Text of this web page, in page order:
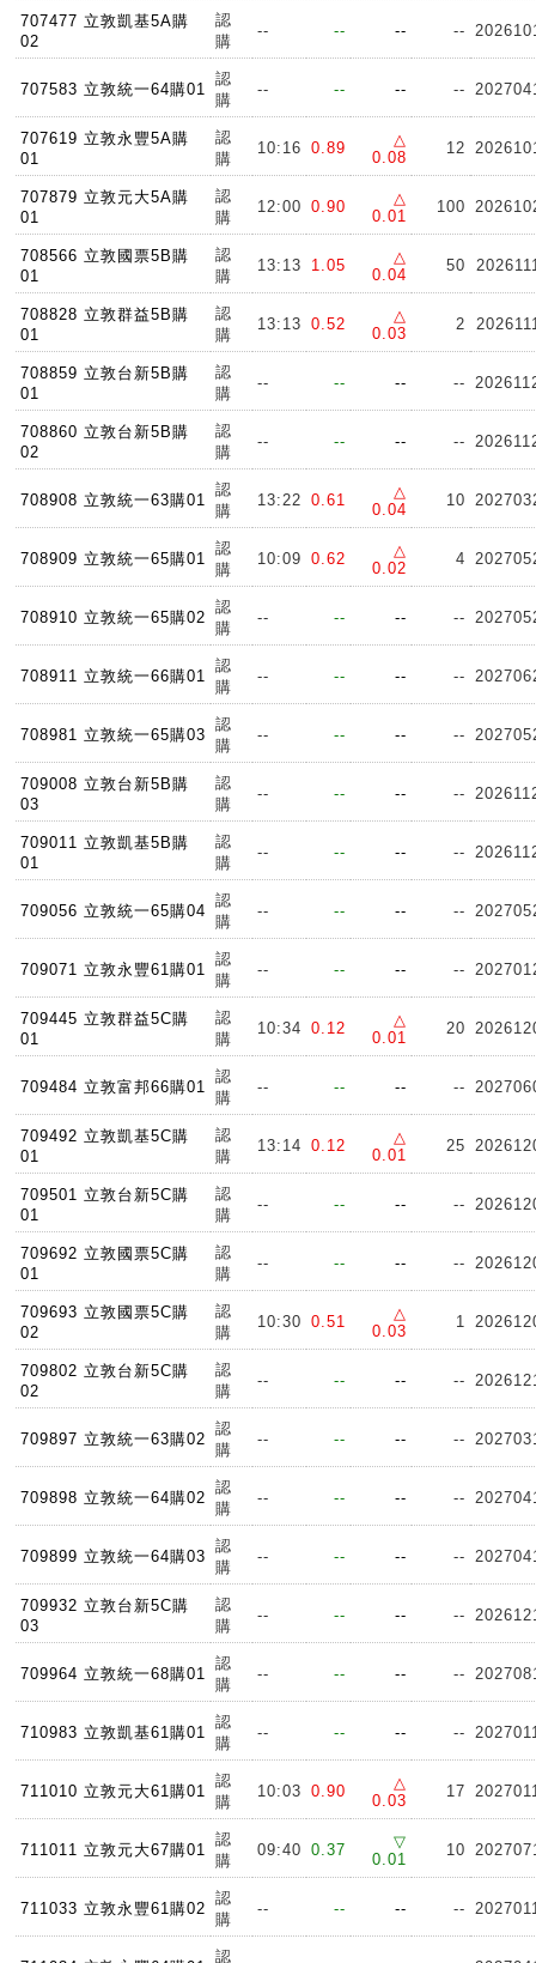
707477 立敦凱基5A購
02
認
購
-- -- -- --
707583 立敦統一64購01
認
購
-- -- -- --
707619 立敦永豐5A購
01
認
購
10:16 0.89
△
0.08
12
707879 立敦元大5A購
01
認
購
12:00 0.90
△
0.01
100
708566 立敦國票5B購
01
認
購
13:13 1.05
△
0.04
50
708828 立敦群益5B購
01
認
購
13:13 0.52
△
0.03
2
708859 立敦台新5B購
01
認
購
-- -- -- --
708860 立敦台新5B購
02
認
購
-- -- -- --
708908 立敦統一63購01
認
購
13:22 0.61
△
0.04
10
708909 立敦統一65購01
認
購
10:09 0.62
△
0.02
4
708910 立敦統一65購02
認
購
-- -- -- --
708911 立敦統一66購01
認
購
-- -- -- --
708981 立敦統一65購03
認
購
-- -- -- --
709008 立敦台新5B購
03
認
購
-- -- -- --
709011 立敦凱基5B購
01
認
購
-- -- -- --
709056 立敦統一65購04
認
購
-- -- -- --
709071 立敦永豐61購01
認
購
-- -- -- --
709445 立敦群益5C購
01
認
購
10:34 0.12
△
0.01
20
709484 立敦富邦66購01
認
購
-- -- -- --
709492 立敦凱基5C購
01
認
購
13:14 0.12
△
0.01
25
709501 立敦台新5C購
01
認
購
-- -- -- --
709692 立敦國票5C購
01
認
購
-- -- -- --
709693 立敦國票5C購
02
認
購
10:30 0.51
△
0.03
1
709802 立敦台新5C購
02
認
購
-- -- -- --
709897 立敦統一63購02
認
購
-- -- -- --
709898 立敦統一64購02
認
購
-- -- -- --
709899 立敦統一64購03
認
購
-- -- -- --
709932 立敦台新5C購
03
認
購
-- -- -- --
709964 立敦統一68購01
認
購
-- -- -- --
710983 立敦凱基61購01
認
購
-- -- -- --
711010 立敦元大61購01
認
購
10:03 0.90
△
0.03
17
711011 立敦元大67購01
認
購
09:40 0.37
▽
0.01
10
711033 立敦永豐61購02
認
購
-- -- -- --
認